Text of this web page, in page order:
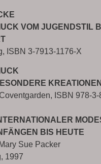
VOM JUGENDSTIL
ISBN 3-7913-1176-X
KREATIONEN
ISBN 978-
BIS HEUTE
Sue Packer
1997